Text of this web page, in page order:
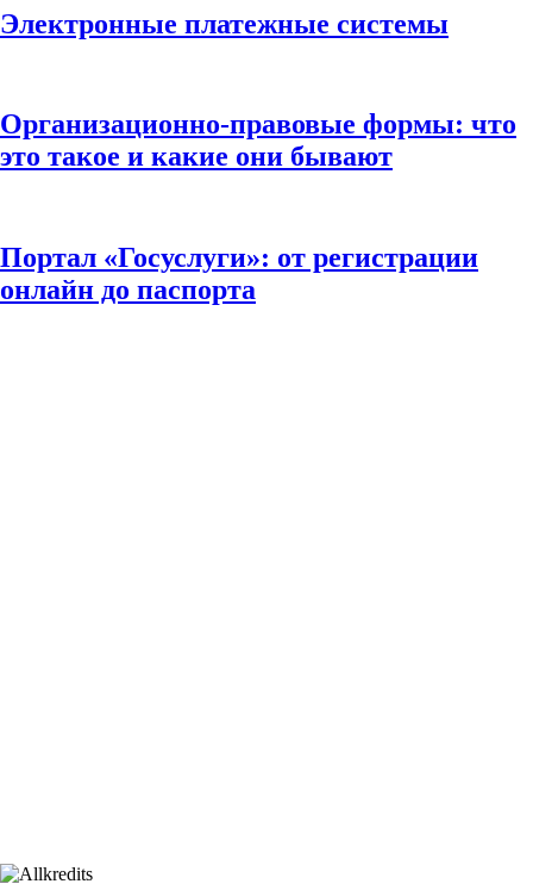
Электронные платежные системы
Организационно-правовые формы: что
это такое и какие они бывают
Портал «Госуслуги»: от регистрации
онлайн до паспорта